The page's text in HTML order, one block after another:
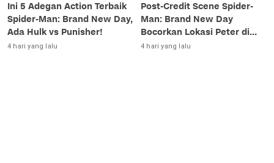
Ini 5 Adegan Action Terbaik
Spider-Man: Brand New Day,
Ada Hulk vs Punisher!
4 hari yang lalu
Post-Credit Scene Spider-
Man: Brand New Day
Bocorkan Lokasi Peter di
Luar Angkasa!
4 hari yang lalu